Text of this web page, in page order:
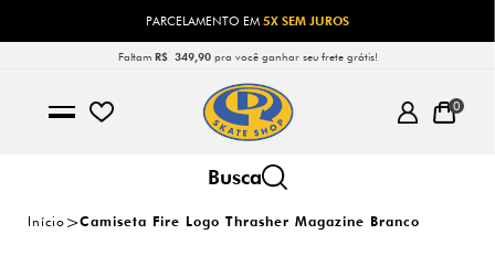
FRETE GRÁTISPARA TODO O BRASIL, ACIMA DE 349,90
Faltam R$ 349,90pra você ganhar seu frete grátis!
0
Início Camiseta Fire Logo Thrasher Magazine Branco